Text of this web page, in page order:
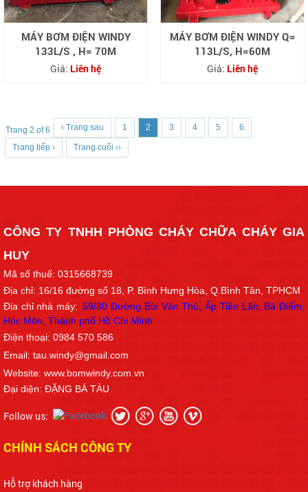
MÁY BƠM ĐIỆN WINDY
133L/S , H= 70M
Giá: Liên hệ
MÁY BƠM ĐIỆN WINDY Q=
113L/S, H=60M
Giá: Liên hệ
Trang 2 of 6 ‹ Trang sau 1 2 3 4 5 6
Trang tiếp › Trang cuối ››
CÔNG TY TNHH PHÒNG CHÁY CHỮA CHÁY GIA
HUY
Mã số thuế: 0315668739
Địa chỉ: 16/16 đường số 18 , P. Bình Hưng Hòa, Q.Bình Tân, TPHCM
Địa chỉ nhà máy: 59/30 Đường Bùi Văn Thủ, Ấp Tiền Lân, Bà Điểm,
Hóc Môn, Thành phố Hồ Chí Minh
Điện thoại: 0984 570 586
Email: tau.windy@gmail.com
Website: www.bomwindy.com.vn
Đại diện: ĐẶNG BÁ TÀU
Follow us:
CHÍNH SÁCH CÔNG TY
Hỗ trợ khách hàng